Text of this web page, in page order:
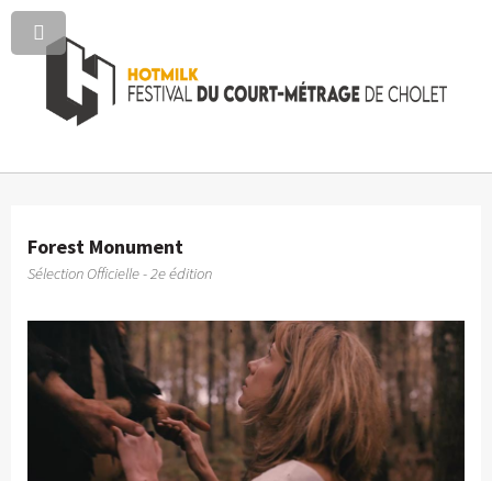
Forest Monument
Sélection Officielle - 2e édition